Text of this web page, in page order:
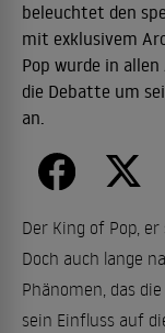
beleuchtet den
mit exklusivem
Pop wurde in
die Debatte um
an.
Der King of Pop,
Doch auch lange
Phänomen, das
sein Einfluss auf